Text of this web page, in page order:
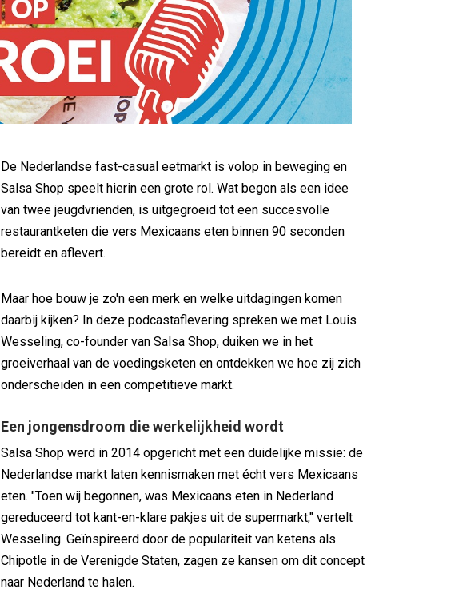
De Nederlandse fast-casual eetmarkt is volop in beweging en
Salsa Shop speelt hierin een grote rol. Wat begon als een idee
van twee jeugdvrienden, is uitgegroeid tot een succesvolle
restaurantketen die vers Mexicaans eten binnen 90 seconden
bereidt en aflevert.
Maar hoe bouw je zo'n een merk en welke uitdagingen komen
daarbij kijken? In deze podcastaflevering spreken we met Louis
Wesseling, co-founder van Salsa Shop, duiken we in het
groeiverhaal van de voedingsketen en ontdekken we hoe zij zich
onderscheiden in een competitieve markt.
Een jongensdroom die werkelijkheid wordt
Salsa Shop werd in 2014 opgericht met een duidelijke missie: de
Nederlandse markt laten kennismaken met écht vers Mexicaans
eten. "Toen wij begonnen, was Mexicaans eten in Nederland
gereduceerd tot kant-en-klare pakjes uit de supermarkt," vertelt
Wesseling. Geïnspireerd door de populariteit van ketens als
Chipotle in de Verenigde Staten, zagen ze kansen om dit concept
naar Nederland te halen.